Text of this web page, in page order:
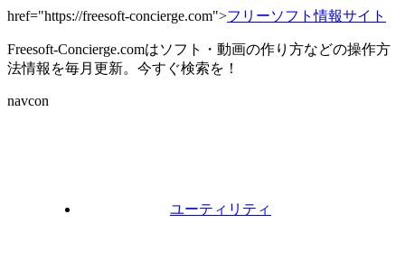
href="https://freesoft-concierge.com">フリーソフト情報サイト
Freesoft-Concierge.comはソフト・動画の作り方などの操作方
法情報を毎月更新。今すぐ検索を！
navcon
ユーティリティ